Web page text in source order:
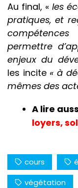
Au final, « les
pratiques, et
permettre
enjeux du
les incite « à
mêmes des
A lire
loyers,
cours
végétation